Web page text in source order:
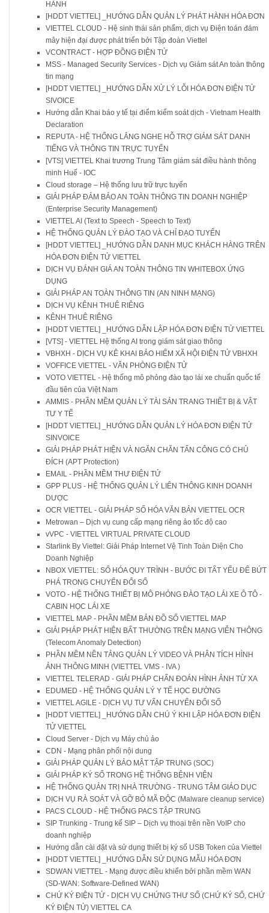
HÀNH
[HDDT VIETTEL] _HƯỚNG DẪN QUẢN LÝ PHÁT HÀNH HÓA ĐƠN
VIETTEL CLOUD - Hệ sinh thái sản phẩm, dịch vụ Điện toán đám
mây hiện đại được phát triển bởi Tập đoàn Viettel
VCONTRACT - HỢP ĐỒNG ĐIỆN TỬ
MSS - Managed Security Services - Dịch vụ Giám sát An toàn thông
tin mạng
[HDDT VIETTEL] _HƯỚNG DẪN XỬ LÝ LỖI HÓA ĐƠN ĐIỆN TỬ
SIVOICE
Hướng dẫn Khai báo y tế tại điểm kiểm soát dịch - Vietnam Health
Declaration
REPUTA - HỆ THỐNG LẮNG NGHE HỖ TRỢ GIÁM SÁT DANH
TIẾNG VÀ THÔNG TIN TRỰC TUYẾN
[VTS] VIETTEL Khai trương Trung Tâm giám sát điều hành thông
minh Huế - IOC
Cloud storage – Hệ thống lưu trữ trực tuyến
GIẢI PHÁP ĐẢM BẢO AN TOÀN THÔNG TIN DOANH NGHIỆP
(Enterprise Security Management)
VIETTEL AI (Text to Speech - Speech to Text)
HỆ THỐNG QUẢN LÝ ĐÀO TẠO VÀ CHỈ ĐẠO TUYẾN
[HDDT VIETTEL] _HƯỚNG DẪN DANH MỤC KHÁCH HÀNG TRÊN
HÓA ĐƠN ĐIỆN TỬ VIETTEL
DỊCH VỤ ĐÁNH GIÁ AN TOÀN THÔNG TIN WHITEBOX ỨNG
DỤNG
GIẢI PHÁP AN TOÀN THÔNG TIN (AN NINH MẠNG)
DỊCH VỤ KÊNH THUÊ RIÊNG
KÊNH THUÊ RIÊNG
[HDDT VIETTEL] _HƯỚNG DẪN LẬP HÓA ĐƠN ĐIỆN TỬ VIETTEL
[VTS] - VIETTEL Hệ thống AI trong giám sát giao thông
VBHXH - DỊCH VỤ KÊ KHAI BẢO HIỂM XÃ HỘI ĐIỆN TỬ VBHXH
VOFFICE VIETTEL - VĂN PHÒNG ĐIỆN TỬ
VOTO VIETTEL - Hệ thống mô phỏng đào tạo lái xe chuẩn quốc tế
đầu tiên của Việt Nam
AMMIS - PHẦN MỀM QUẢN LÝ TÀI SẢN TRANG THIẾT BỊ & VẬT
TƯ Y TẾ
[HDDT VIETTEL] _HƯỚNG DẪN QUẢN LÝ HÓA ĐƠN ĐIỆN TỬ
SINVOICE
GIẢI PHÁP PHÁT HIỆN VÀ NGĂN CHĂN TẤN CÔNG CÓ CHỦ
ĐÍCH (APT Protection)
EMAIL - PHẦN MỀM THƯ ĐIỆN TỬ
GPP PLUS - HỆ THỐNG QUẢN LÝ LIÊN THÔNG KINH DOANH
DƯỢC
OCR VIETTEL - GIẢI PHÁP SỐ HÓA VĂN BẢN VIETTEL OCR
Metrowan – Dịch vụ cung cấp mạng riêng ảo tốc độ cao
vVPC - VIETTEL VIRTUAL PRIVATE CLOUD
Starlink By Viettel: Giải Pháp Internet Vệ Tinh Toàn Diện Cho
Doanh Nghiệp
NBOX VIETTEL: SỐ HÓA QUY TRÌNH - BƯỚC ĐI TẤT YẾU ĐỂ BỨT
PHÁ TRONG CHUYỂN ĐỔI SỐ
VOTO - HỆ THỐNG THIẾT BỊ MÔ PHỎNG ĐÀO TẠO LÁI XE Ô TÔ -
CABIN HỌC LÁI XE
VIETTEL MAP - PHẦN MỀM BẢN ĐỒ SỐ VIETTEL MAP
GIẢI PHÁP PHÁT HIỆN BẤT THƯỜNG TRÊN MẠNG VIỄN THÔNG
(Telecom Anomaly Detection)
PHẦN MỀM NỀN TẢNG QUẢN LÝ VIDEO VÀ PHÂN TÍCH HÌNH
ẢNH THÔNG MINH (VIETTEL VMS - IVA )
VIETTEL TELERAD - GIẢI PHÁP CHẨN ĐOÁN HÌNH ẢNH TỪ XA
EDUMED - HỆ THỐNG QUẢN LÝ Y TẾ HỌC ĐƯỜNG
VIETTEL AGILE - DỊCH VỤ TƯ VẤN CHUYỂN ĐỔI SỐ
[HDDT VIETTEL] _HƯỚNG DẪN CHÚ Ý KHI LẬP HÓA ĐƠN ĐIỆN
TỬ VIETTEL
Cloud Server - Dịch vụ Máy chủ ảo
CDN - Mạng phân phối nội dung
GIẢI PHÁP QUẢN LÝ BẢO MẬT TẬP TRUNG (SOC)
GIẢI PHÁP KÝ SỐ TRONG HỆ THỐNG BỆNH VIỆN
HỆ THỐNG QUẢN TRỊ NHÀ TRƯỜNG - TRUNG TÂM GIÁO DỤC
DỊCH VỤ RÀ SOÁT VÀ GỠ BỎ MÃ ĐỘC (Malware cleanup service)
PACS CLOUD - HỆ THỐNG PACS TẬP TRUNG
SIP Trunking - Trung kế SIP – Dịch vụ thoại trên nền VoIP cho
doanh nghiệp
Hướng dẫn cài đặt và sử dụng thiết bị ký số USB Token của Viettel
[HDDT VIETTEL] _HƯỚNG DẪN SỬ DỤNG MẪU HÓA ĐƠN
SDWAN VIETTEL - Mạng được điều khiển bởi phần mềm WAN
(SD-WAN: Software-Defined WAN)
CHỨ KÝ ĐIỆN TỬ - DỊCH VỤ CHỨNG THƯ SỐ (CHỨ KÝ SỐ, CHỨ
KÝ ĐIỆN TỬ) VIETTEL CA